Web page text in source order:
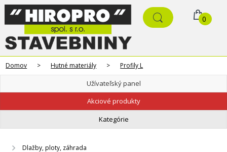
0
Domov > Hutné materiály > Profily L
Užívateľský panel
Akciové produkty
Kategórie
Dlažby, ploty, záhrada